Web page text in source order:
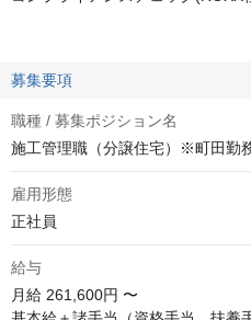
募集要項
職種 / 募集ポジション名
施工管理職（分譲住宅）※町田勤
雇用形態
正社員
給与
月給 261,600円 〜